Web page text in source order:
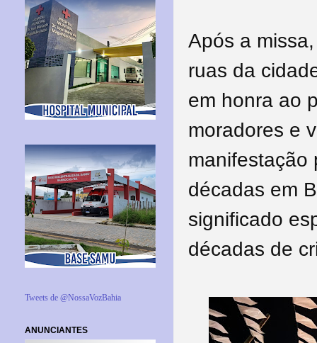
Após a
ruas da
em honra ao
moradores e
manifestação
décadas em
significado
décadas de
Tweets de @NossaVozBahia
ANUNCIANTES